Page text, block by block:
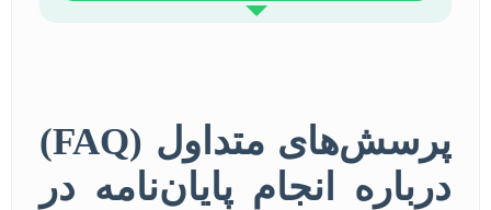
پرسش‌های متداول (FAQ)
درباره انجام پایان‌نامه در